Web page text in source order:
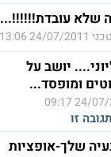
שלא עובדת!!!!!!...
24/07/2011 13:06
יושב על
ומופסד...
24/07/
זו
שלך-אופציות